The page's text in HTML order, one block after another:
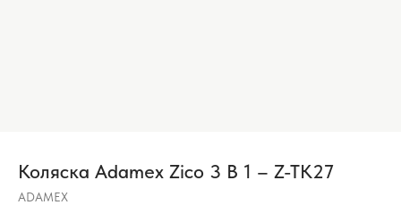
Коляска Adamex Zico 3 В 1 – Z-TK27
ADAMEX